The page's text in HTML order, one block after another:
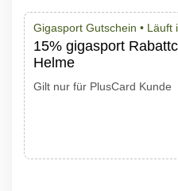
Gigasport Gutschein • Läuft
15% gigasport
Helme
Gilt nur für PlusCard Kunde